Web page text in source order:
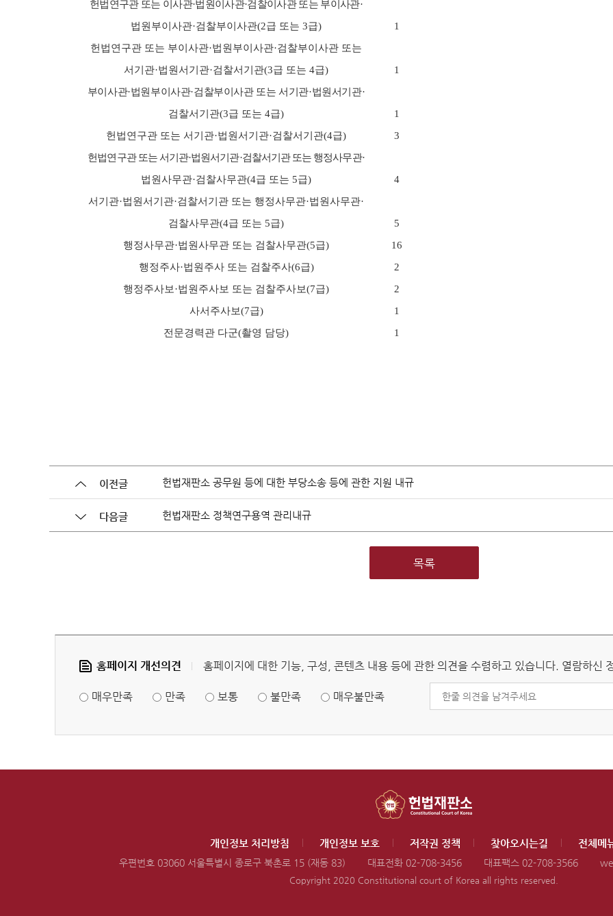
알림·소식 새소식
뉴스레터
헌법재판소 소개 헌법재판소장
인사말
프로필
연설문
헌법연구관 또는 이사관·법원이사관·검찰이사관 또는 부이사관·
법원부이사관·검찰부이사관(2급 또는 3급)
1
헌법연구관 또는 부이사관·법원부이사관·검찰부이사관 또는
서기관·법원서기관·검찰서기관(3급 또는 4급)
1
부이사관·법원부이사관·검찰부이사관 또는 서기관·법원서기관·
검찰서기관(3급 또는 4급)
1
헌법연구관 또는 서기관·법원서기관·검찰서기관(4급)
3
헌법연구관 또는 서기관·법원서기관·검찰서기관 또는 행정사무관·
법원사무관·검찰사무관(4급 또는 5급)
4
서기관·법원서기관·검찰서기관 또는 행정사무관·법원사무관·
검찰사무관(4급 또는 5급)
5
행정사무관·법원사무관 또는 검찰사무관(5급)
16
행정주사·법원주사 또는 검찰주사(6급)
2
행정주사보·법원주사보 또는 검찰주사보(7급)
2
사서주사보(7급)
1
전문경력관 다군(촬영 담당) 1
이전글 헌법재판소 공무원 등에 대한 부당소송 등에 관한 지원 내규
다음글 헌법재판소 정책연구용역 관리내규
목록
홈페이지 개선의견 홈페이지에 대한 기능, 구성, 콘텐츠 내용 등에 관한 의견을 수렴하고 있습니다. 열람하신
매우만족 만족 보통 불만족 매우불만족
개인정보 처리방침 개인정보 보호 저작권 정책 찾아오시는길 전체메
우편번호 03060 서울특별시 종로구 북촌로 15 (재동 83) 대표전화 02-708-3456 대표팩스 02-708-3566
Copyright 2020 Constitutional court of Korea all rights reserved.